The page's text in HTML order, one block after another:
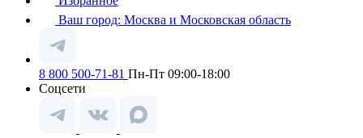
Ваш город: Москва и Московская область
8 800 500-71-81 Пн-Пт 09:00-18:00
Соцсети